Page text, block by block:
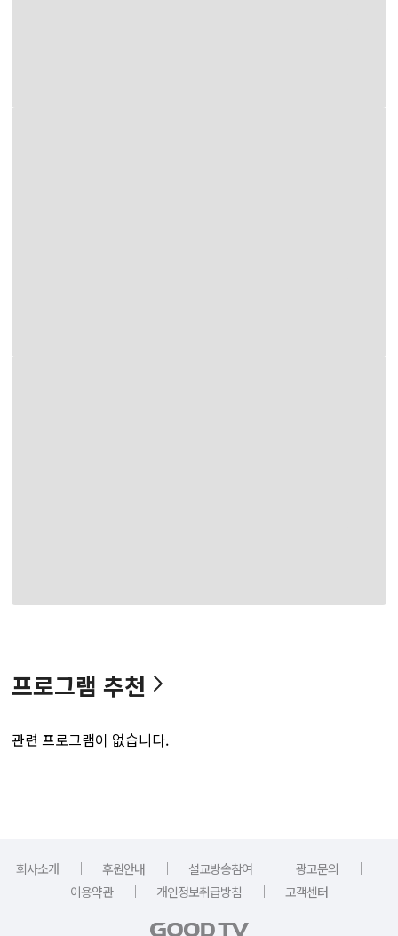
프로그램 추천
관련 프로그램이 없습니다.
회사소개 ｜ 후원안내 ｜ 설교방송참여 ｜ 광고문의
｜
이용약관
｜ 개인정보취급방침 ｜ 고객센터